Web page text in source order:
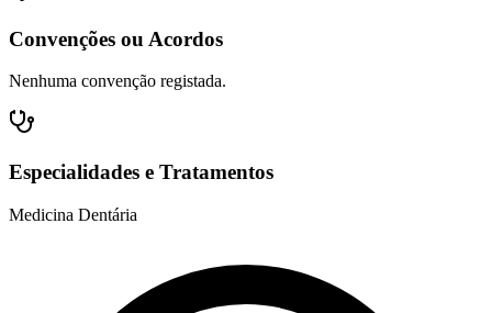
Convenções ou Acordos
Nenhuma convenção registada.
Especialidades e Tratamentos
Medicina Dentária